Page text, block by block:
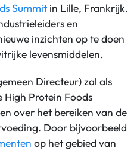
Summit in Lille, Frankrijk.
en
inzichten op te doen
levensmiddelen.
Directeur) zal als
High Protein Foods
over het bereiken van de
Door bijvoorbeeld
op het gebied van